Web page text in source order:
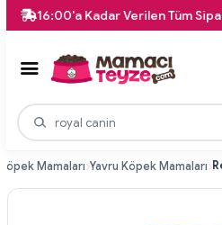
16:00'a Kadar Verilen Tüm Siparişler
Köpek Mamaları Yavru Köpek Mamaları